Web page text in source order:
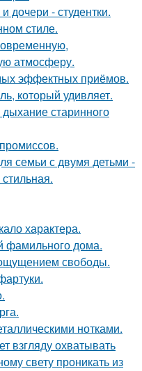
дочери - студентки.
стиле.
атмосферу.
эффектных приёмов.
который удивляет.
старинного
семьи с двумя детьми -
характера.
фамильного дома.
свободы.
нотками.
взгляду охватывать
свету проникать из